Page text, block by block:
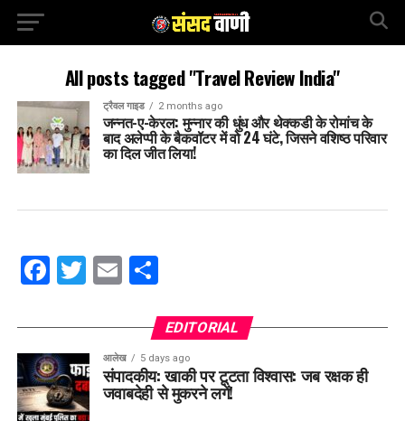
All posts tagged "Travel Review India"
ट्रैवल गाइड 2 months ago
जन्नत-ए-केरल: मुन्नार की धुंध और थेक्कडी के रोमांच के
बाद अलेप्पी के बैकवॉटर में वो 24 घंटे, जिसने वशिष्ठ परिवार
का दिल जीत लिया!
Facebook
Twitter
EmailShare
EDITORIAL
आलेख 5 days ago
संपादकीय: खाकी पर टूटता विश्वास: जब रक्षक ही
जवाबदेही से मुकरने लगें!